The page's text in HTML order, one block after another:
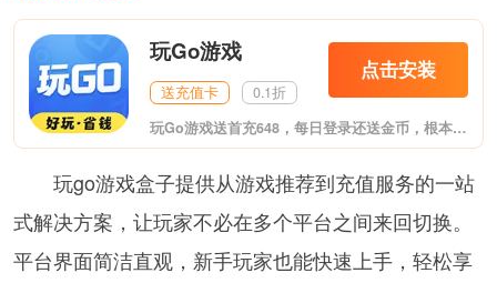
玩Go游戏
送充值卡 0.1折
点击安装
玩Go游戏送首充648，每日登录还送金币，根本不花钱！这是最新推出的福利游戏盒子，至尊VIP、无限元宝上线送，变态爆率，夸张福利。体验专属GM特权，GM工具直接送，想要什么自己刷！包含市面上热门的各大类型游戏。
玩go游戏盒子提供从游戏推荐到充值服务的一站
式解决方案，让玩家不必在多个平台之间来回切换。
平台界面简洁直观，新手玩家也能快速上手，轻松享